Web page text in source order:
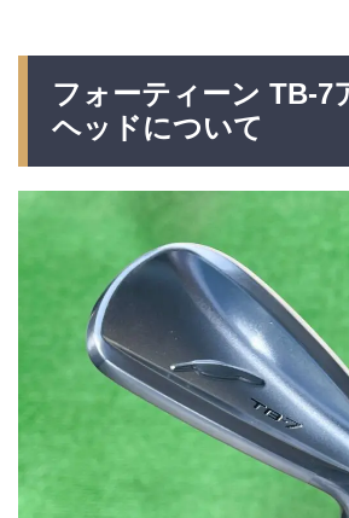
フォーティーン TB-7
ヘッドについて